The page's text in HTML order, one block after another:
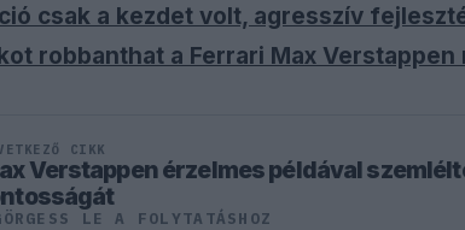
csak a kezdet volt, agresszív
robbanthat a Ferrari Max
CIKK
Verstappen érzelmes példával
LE A FOLYTATÁSHOZ